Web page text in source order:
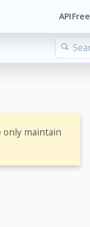
APIFree
only maintain